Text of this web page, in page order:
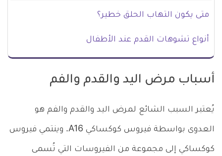
متى يكون التهاب الحلق خطير؟
أنواع تشوهات القدم عند الأطفال
أسباب مرض اليد والقدم والفم
يُعتبر السبب الشائع لمرض اليد والقدم والفم هو
العدوى بواسطة فيروس كوكساكي A16. وينتمي فيروس
كوكساكي إلى مجموعة من الفيروسات التي تُسمى